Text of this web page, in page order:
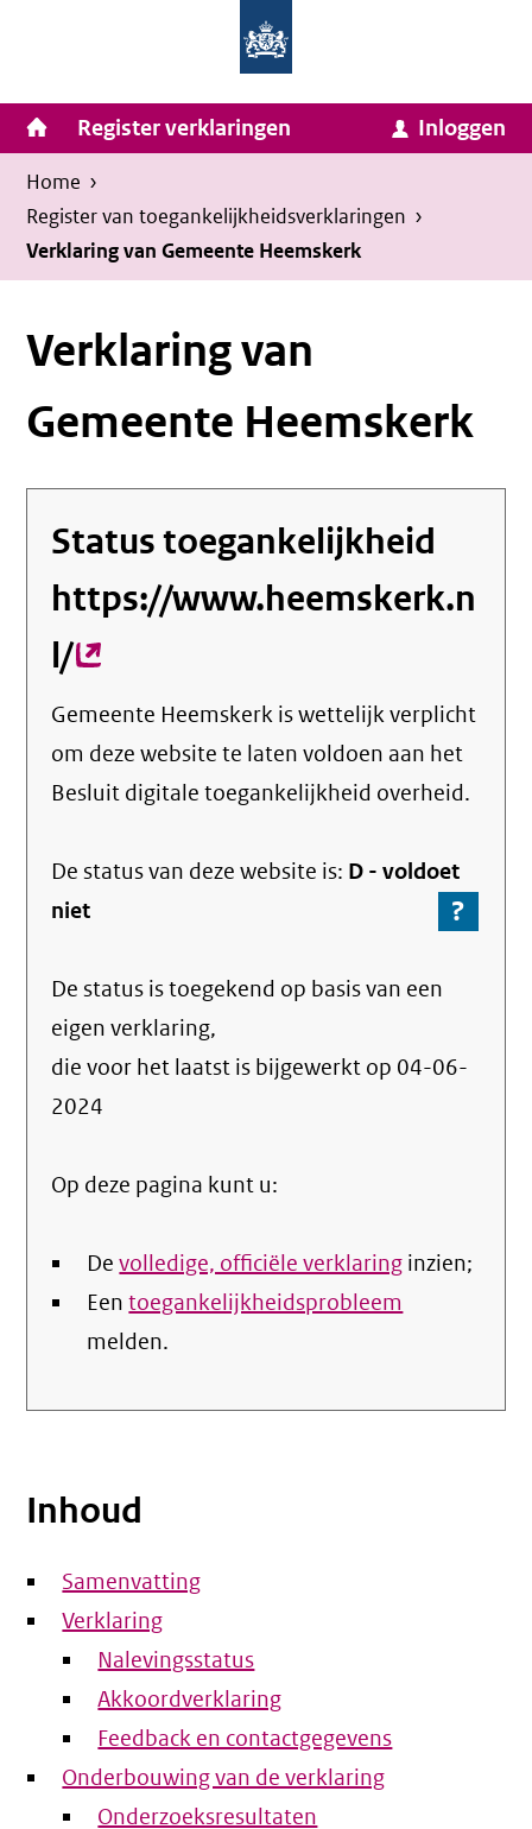
inhoud
van
Zaken
en
Koninkrijksrelaties
Homepage
van
Invulassistent
Toegankelijkheidsverklaring
Toegankelijkheidsverklaring
Hoofdnavigatie
Register verklaringen Inloggen
Kruimelpad
U
bevindt
zich
hier:
Home ›
Register van toegankelijkheids­verklaringen ›
Verklaring van Gemeente Heemskerk
Verklaring van
Gemeente Heemskerk
Status toegankelijkheid
https://www.heemskerk.n
l/(externe
link)
Gemeente Heemskerk is wettelijk verplicht
om deze website te laten voldoen aan het
Besluit digitale toegankelijkheid overheid.
De status van dezewebsite is: D -voldoet
niet
?
Ga
over
De status is toegekend op basis van een
eigen verklaring,
die voor het laatst is bijgewerkt op 04-06-
2024
Op deze pagina kunt u:
Devolledige, officiële verklaring inzien;
Eentoegankelijkheidsprobleem
melden.
Inhoud
Samenvatting
Verklaring
Nalevingsstatus
Akkoordverklaring
Feedback en contactgegevens
Onderbouwing van de verklaring
Onderzoeksresultaten